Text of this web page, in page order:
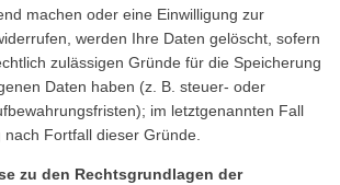
machen oder eine Einwilligung zur
werden Ihre Daten gelöscht, sofern
zulässigen Gründe für die Speicherung
Daten haben (z. B. steuer- oder
im letztgenannten Fall
Fortfall dieser Gründe.
zu den Rechtsgrundlagen der